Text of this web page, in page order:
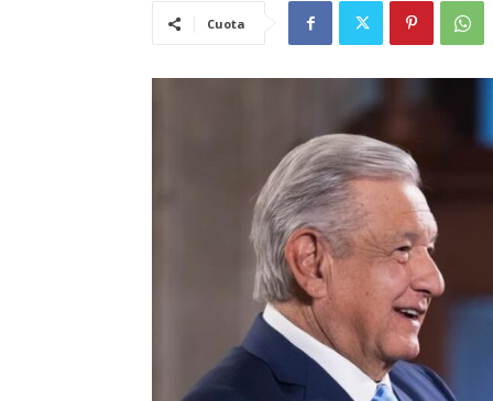
Cuota